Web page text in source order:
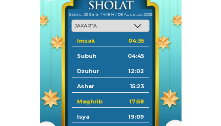
Sabtu, 23 Safar 1448 H / 08 Agustus 2026
Imsak 04:35
Subuh 04:45
Dzuhur 12:02
Ashar 15:23
Maghrib 17:58
Isya 19:09